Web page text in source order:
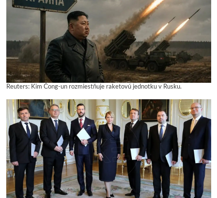
Reuters: Kim Čong-un rozmiestňuje raketovú jednotku v Rusku.